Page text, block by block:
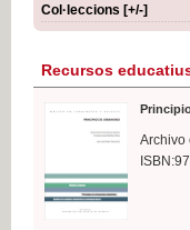
Col·leccions [+/-]
Recursos
Archivo